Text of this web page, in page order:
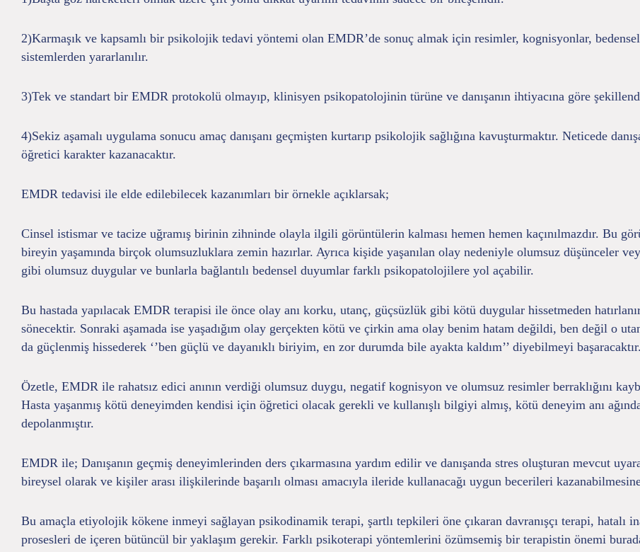
2)Karmaşık ve kapsamlı bir psikolojik tedavi yöntemi olan EMDR’de sonuç almak için resimler, kognisyonlar,
sistemlerden yararlanılır.
3)Tek ve standart bir EMDR protokolü olmayıp, klinisyen psikopatolojinin türüne ve danışanın ihtiyacına göre
4)Sekiz aşamalı uygulama sonucu amaç danışanı geçmişten kurtarıp psikolojik sağlığına kavuşturmaktır. Neticede
öğretici karakter kazanacaktır.
EMDR tedavisi ile elde edilebilecek kazanımları bir örnekle açıklarsak;
Cinsel istismar ve tacize uğramış birinin zihninde olayla ilgili görüntülerin kalması hemen hemen kaçınılmazdır. Bu
bireyin yaşamında birçok olumsuzluklara zemin hazırlar. Ayrıca kişide yaşanılan olay nedeniyle olumsuz düşünceler
gibi olumsuz duygular ve bunlarla bağlantılı bedensel duyumlar farklı psikopatolojilere yol açabilir.
Bu hastada yapılacak EMDR terapisi ile önce olay anı korku, utanç, güçsüzlük gibi kötü duygular hissetmeden
sönecektir. Sonraki aşamada ise yaşadığım olay gerçekten kötü ve çirkin ama olay benim hatam değildi, ben değil o
da güçlenmiş hissederek ‘’ben güçlü ve dayanıklı biriyim, en zor durumda bile ayakta kaldım’’ diyebilmeyi başaracaktır.
Özetle, EMDR ile rahatsız edici anının verdiği olumsuz duygu, negatif kognisyon ve olumsuz resimler berraklığını
Hasta yaşanmış kötü deneyimden kendisi için öğretici olacak gerekli ve kullanışlı bilgiyi almış, kötü deneyim anı
depolanmıştır.
EMDR ile; Danışanın geçmiş deneyimlerinden ders çıkarmasına yardım edilir ve danışanda stres oluşturan mevcut
bireysel olarak ve kişiler arası ilişkilerinde başarılı olması amacıyla ileride kullanacağı uygun becerileri
Bu amaçla etiyolojik kökene inmeyi sağlayan psikodinamik terapi, şartlı tepkileri öne çıkaran davranışçı terapi, hatalı
prosesleri de içeren bütüncül bir yaklaşım gerekir. Farklı psikoterapi yöntemlerini özümsemiş bir terapistin önemi